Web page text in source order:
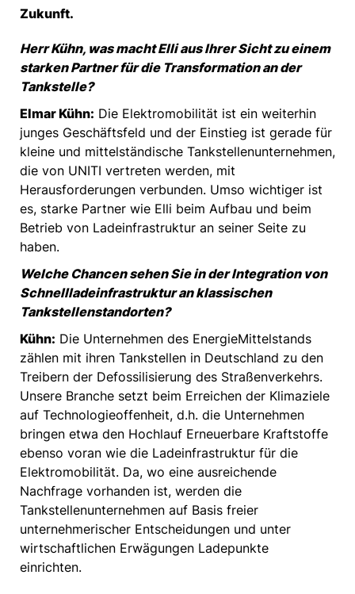
Zukunft.
Herr Kühn, was macht Elli aus Ihrer Sicht zu einem
starken Partner für die Transformation an der
Tankstelle?
Elmar Kühn: Die Elektromobilität ist ein weiterhin
junges Geschäftsfeld und der Einstieg ist gerade für
kleine und mittelständische Tankstellenunternehmen,
die von UNITI vertreten werden, mit
Herausforderungen verbunden. Umso wichtiger ist
es, starke Partner wie Elli beim Aufbau und beim
Betrieb von Ladeinfrastruktur an seiner Seite zu
haben.
Welche Chancen sehen Sie in der Integration von
Schnellladeinfrastruktur an klassischen
Tankstellenstandorten?
Kühn: Die Unternehmen des EnergieMittelstands
zählen mit ihren Tankstellen in Deutschland zu den
Treibern der Defossilisierung des Straßenverkehrs.
Unsere Branche setzt beim Erreichen der Klimaziele
auf Technologieoffenheit, d.h. die Unternehmen
bringen etwa den Hochlauf Erneuerbare Kraftstoffe
ebenso voran wie die Ladeinfrastruktur für die
Elektromobilität. Da, wo eine ausreichende
Nachfrage vorhanden ist, werden die
Tankstellenunternehmen auf Basis freier
unternehmerischer Entscheidungen und unter
wirtschaftlichen Erwägungen Ladepunkte
einrichten.